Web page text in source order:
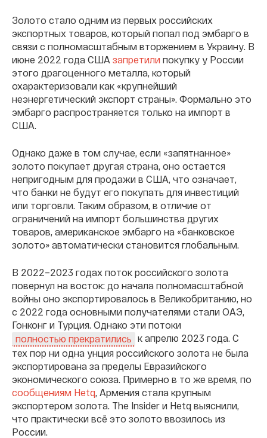
Золото стало одним из первых российских
экспортных товаров, который попал под эмбарго в
связи с полномасштабным вторжением в Украину. В
июне 2022 года США запретили покупку у России
этого драгоценного металла, который
охарактеризовали как «крупнейший
неэнергетический экспорт страны». Формально это
эмбарго распространяется только на импорт в
США.
Однако даже в том случае, если «запятнанное»
золото покупает другая страна, оно остается
непригодным для продажи в США, что означает,
что банки не будут его покупать для инвестиций
или торговли. Таким образом, в отличие от
ограничений на импорт большинства других
товаров, американское эмбарго на «банковское
золото» автоматически становится глобальным.
В 2022–2023 годах поток российского золота
повернул на восток: до начала полномасштабной
войны оно экспортировалось в Великобританию, но
с 2022 года основными получателями стали ОАЭ,
Гонконг и Турция. Однако эти потоки
полностью прекратились к апрелю 2023 года. С
тех пор ни одна унция российского золота не была
экспортирована за пределы Евразийского
экономического союза. Примерно в то же время, по
сообщениям Hetq, Армения стала крупным
экспортером золота. The Insider и Hetq выяснили,
что практически всё это золото ввозилось из
России.